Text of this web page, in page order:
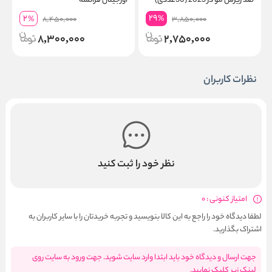
3,850,000
29%
2,750,000
8,450,000
2%
8,300,000
نظرات کاربران
نظر خود را ثبت کنید
امتیاز کنونی : 0
لطفا دیدگاه خود را راجع به این کالا بنویسید و تجربه خریدتان را با سایر کاربران به
اشتراک بگذارید.
جهت ارسال و دیدگاه خود باید ابتدا وارد سایت شوید. جهت ورود به سایت روی